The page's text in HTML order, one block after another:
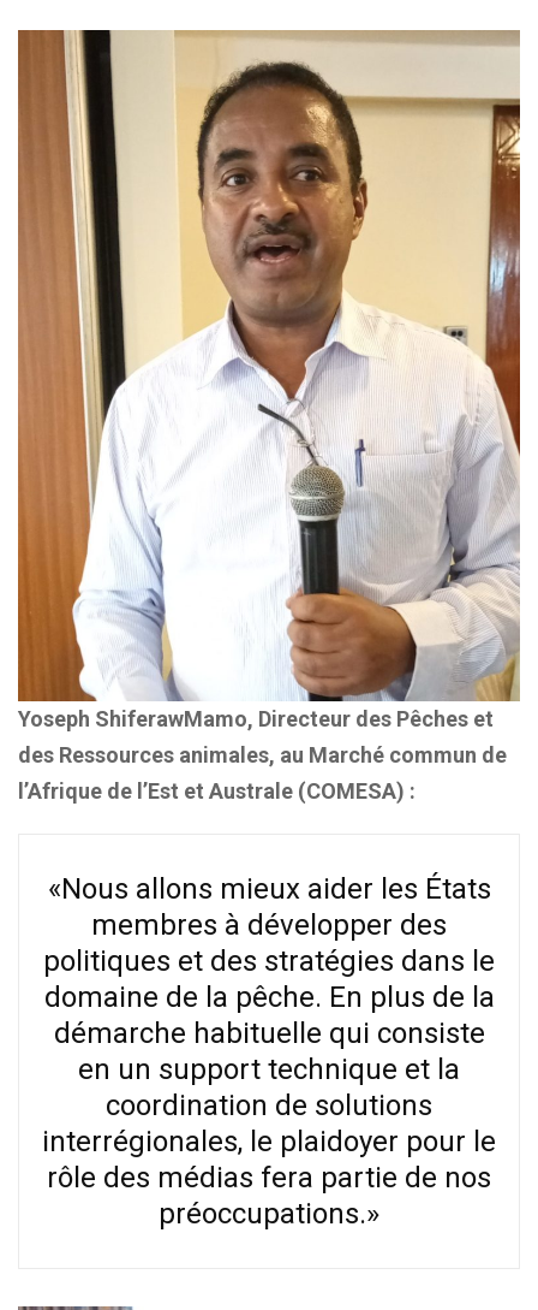
Yoseph ShiferawMamo, Directeur des Pêches et
des Ressources animales, au Marché commun de
l’Afrique de l’Est et Australe (COMESA) :
«Nous allons mieux aider les États
membres à développer des
politiques et des stratégies dans le
domaine de la pêche. En plus de la
démarche habituelle qui consiste
en un support technique et la
coordination de solutions
interrégionales, le plaidoyer pour le
rôle des médias fera partie de nos
préoccupations.»